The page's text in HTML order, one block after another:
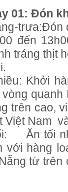
ÁNH SAO MỚI
01: Đón
trưa:Đón
đến
tráng thịt
Khởi
vòng
trên cao,
Việt Nam
Ăn tối
với hàng
từ trên